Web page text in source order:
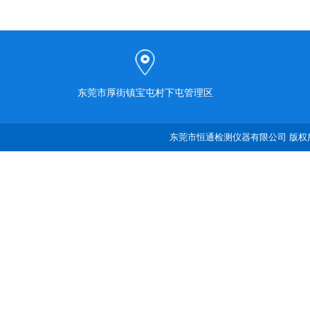
东莞市厚街镇宝屯村下屯管理区
东莞市恒通检测仪器有限公司 版